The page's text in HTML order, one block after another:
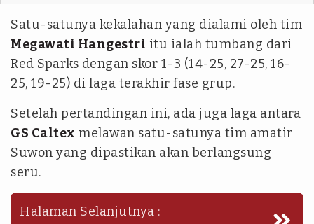
Satu-satunya kekalahan yang dialami oleh tim
Megawati Hangestri itu ialah tumbang dari
Red Sparks dengan skor 1-3 (14-25, 27-25, 16-
25, 19-25) di laga terakhir fase grup.
Setelah pertandingan ini, ada juga laga antara
GS Caltex melawan satu-satunya tim amatir
Suwon yang dipastikan akan berlangsung
seru.
Halaman Selanjutnya :